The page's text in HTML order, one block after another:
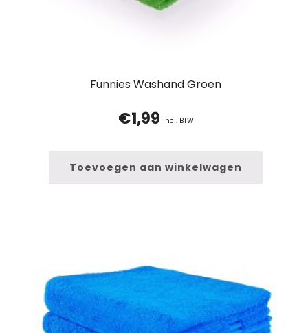
Funnies Washand Groen
€1,99 incl. BTW
Toevoegen aan winkelwagen